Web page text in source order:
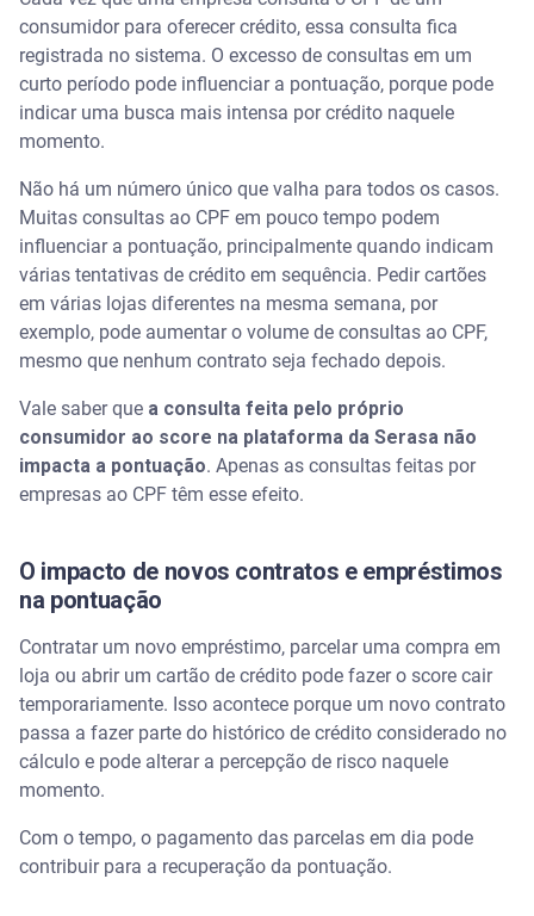
consumidor para oferecer crédito, essa consulta fica
registrada no sistema. O excesso de consultas em um
curto período pode influenciar a pontuação, porque pode
indicar uma busca mais intensa por crédito naquele
momento.
Não há um número único que valha para todos os casos.
Muitas consultas ao CPF em pouco tempo podem
influenciar a pontuação, principalmente quando indicam
várias tentativas de crédito em sequência. Pedir cartões
em várias lojas diferentes na mesma semana, por
exemplo, pode aumentar o volume de consultas ao CPF,
mesmo que nenhum contrato seja fechado depois.
Vale saber que a consulta feita pelo próprio
consumidor ao score na plataforma da Serasa não
impacta a pontuação. Apenas as consultas feitas por
empresas ao CPF têm esse efeito.
O impacto de novos contratos e empréstimos
na pontuação
Contratar um novo empréstimo, parcelar uma compra em
loja ou abrir um cartão de crédito pode fazer o score cair
temporariamente. Isso acontece porque um novo contrato
passa a fazer parte do histórico de crédito considerado no
cálculo e pode alterar a percepção de risco naquele
momento.
Com o tempo, o pagamento das parcelas em dia pode
contribuir para a recuperação da pontuação.